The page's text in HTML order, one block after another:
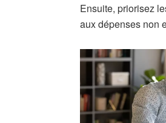
Ensuite, priorisez
aux dépenses non